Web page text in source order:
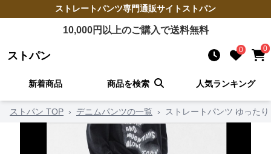
ストレートパンツ専門通販サイト ストパン
10,000円以上のご購入で送料無料
ストパン 0 0
新着商品 商品を検索 人気ランキング
ストパン TOP › デニムパンツの一覧 › ストレートパンツ ゆった